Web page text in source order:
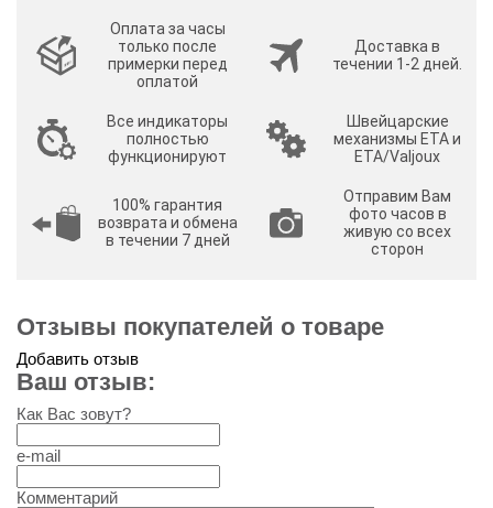
Оплата за часы
только после
примерки перед
оплатой
Доставка в
течении 1-2 дней.
Все индикаторы
полностью
функционируют
Швейцарские
механизмы ETA и
ETA/Valjoux
100% гарантия
возврата и обмена
в течении 7 дней
Отправим Вам
фото часов в
живую со всех
сторон
Отзывы покупателей о товаре
Добавить отзыв
Ваш отзыв:
Как Вас зовут?
e-mail
Комментарий